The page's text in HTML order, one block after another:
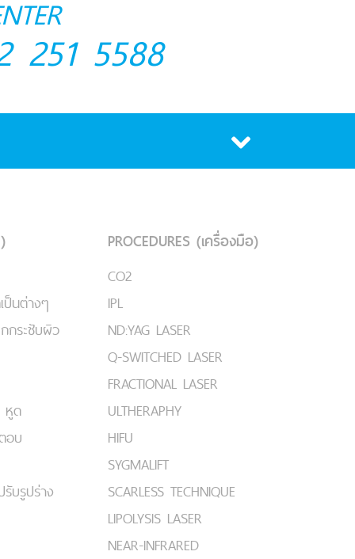
251 5588
นต่างๆ
ระชับผิว
หูด
อบ
บรูปร่าง
PROCEDURES (เครื่องมือ)
CO2
IPL
ND:YAG LASER
Q-SWITCHED LASER
FRACTIONAL LASER
ULTHERAPHY
HIFU
SYGMALIFT
SCARLESS TECHNIQUE
LIPOLYSIS LASER
NEAR-INFRARED